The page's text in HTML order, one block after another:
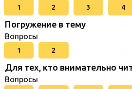
1 2 3 4
Погружение в тему
Вопросы
1 2
Для тех, кто внимательно
Вопросы